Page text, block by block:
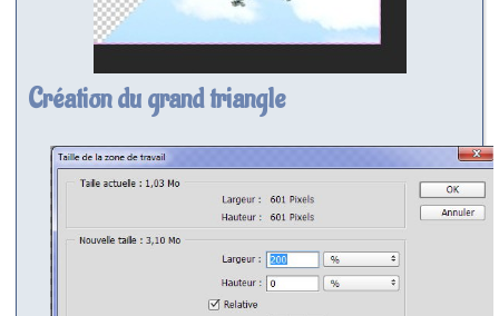
Création du grand triangle